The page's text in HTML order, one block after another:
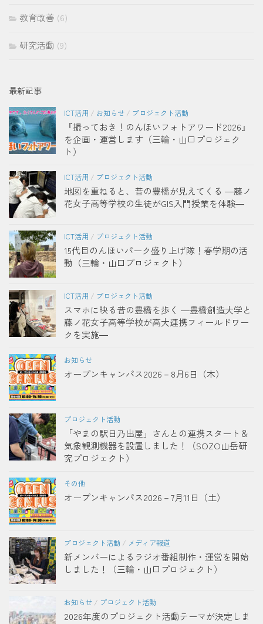
教育改善 (6)
研究活動 (9)
最新記事
ICT活用 / お知らせ / プロジェクト活動
『撮っておき！のんほいフォトアワード2026』
を企画・運営します（三輪・山口プロジェク
ト）
ICT活用 / プロジェクト活動
地図を重ねると、昔の豊橋が見えてくる ―藤ノ
花女子高等学校の生徒がGIS入門授業を体験―
ICT活用 / プロジェクト活動
15代目のんほいパーク盛り上げ隊！春学期の活
動（三輪・山口プロジェクト）
ICT活用 / プロジェクト活動
スマホに映る昔の豊橋を歩く ―豊橋創造大学と
藤ノ花女子高等学校が高大連携フィールドワー
クを実施―
お知らせ
オープンキャンパス2026－8月6日（木）
プロジェクト活動
「やまの駅日乃出屋」さんとの連携スタート＆
気象観測機器を設置しました！（SOZO山岳研
究プロジェクト）
その他
オープンキャンパス2026－7月11日（土）
プロジェクト活動 / メディア報道
新メンバーによるラジオ番組制作・運営を開始
しました！（三輪・山口プロジェクト）
お知らせ / プロジェクト活動
2026年度のプロジェクト活動テーマが決定しま